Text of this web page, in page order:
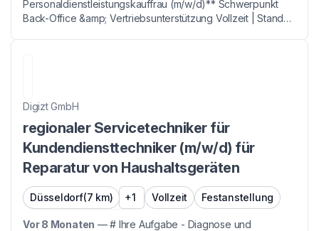
Personaldienstleistungskauffrau (m/w/d)** Schwerpunkt
Back-Office &amp; Vertriebsunterstützung Vollzeit | Standort
Digizt GmbH
regionaler Servicetechniker für
Kundendiensttechniker (m/w/d) für
Reparatur von Haushaltsgeräten
Düsseldorf(7 km) +1 Vollzeit Festanstellung
Vor 8 Monaten —# Ihre Aufgabe - Diagnose und